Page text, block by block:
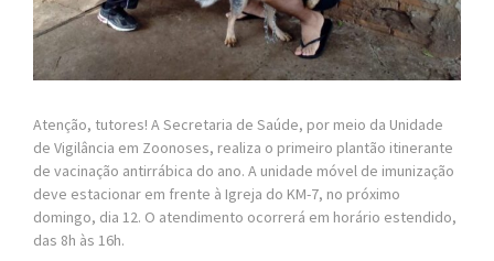
Atenção, tutores! A Secretaria de Saúde, por meio da Unidade
de Vigilância em Zoonoses, realiza o primeiro plantão itinerante
de vacinação antirrábica do ano. A unidade móvel de imunização
deve estacionar em frente à Igreja do KM-7, no próximo
domingo, dia 12. O atendimento ocorrerá em horário estendido,
das 8h às 16h.